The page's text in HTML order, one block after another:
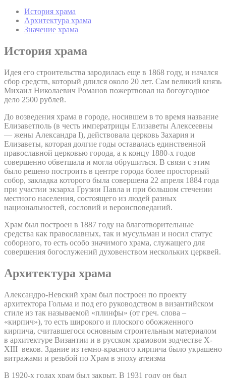
История храма
Архитектура храма
Значение храма
История храма
Идея его строительства зародилась еще в 1868 году, и начался
сбор средств, который длился около 20 лет. Сам великий князь
Михаил Николаевич Романов пожертвовал на богоугодное
дело 2500 рублей.
До возведения храма в городе, носившем в то время название
Елизаветполь (в честь императрицы Елизаветы Алексеевны
— жены Александра I), действовала церковь Захария и
Елизаветы, которая долгие годы оставалась единственной
православной церковью города, а к концу 1880-х годов
совершенно обветшала и могла обрушиться. В связи с этим
было решено построить в центре города более просторный
собор, закладка которого была совершена 22 апреля 1884 года
при участии экзарха Грузии Павла и при большом стечении
местного населения, состоящего из людей разных
национальностей, сословий и вероисповеданий.
Храм был построен в 1887 году на благотворительные
средства как православных, так и мусульман и носил статус
соборного, то есть особо значимого храма, служащего для
совершения богослужений духовенством нескольких церквей.
Архитектура храма
Александро-Невский храм был построен по проекту
архитектора Гольма и под его руководством в византийском
стиле из так называемой «плинфы» (от греч. слова –
«кирпич»), то есть широкого и плоского обожженного
кирпича, считавшегося основным строительным материалом
в архитектуре Византии и в русском храмовом зодчестве X-
XIII веков. Здание из темно-красного кирпича было украшено
витражами и резьбой по Храм в эпоху атеизма
В 1920-х годах храм был закрыт. В 1931 году он был